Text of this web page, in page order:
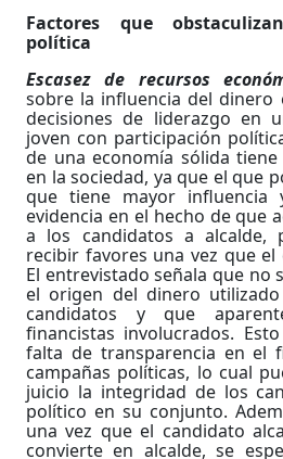
Factores que
política
Escasez de recursos
sobre la influencia del dinero
decisiones de liderazgo en
joven con participación
de una economía sólida
en la sociedad, ya que el que
que tiene mayor influencia
evidencia en el hecho de que
a los candidatos a alcalde,
recibir favores una vez que el
El entrevistado señala que no
el origen del dinero
candidatos y que
financistas involucrados.
falta de transparencia en el
campañas políticas, lo cual
juicio la integridad de los
político en su conjunto.
una vez que el candidato
convierte en alcalde, se